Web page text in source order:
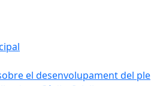
el desenvolupament del ple